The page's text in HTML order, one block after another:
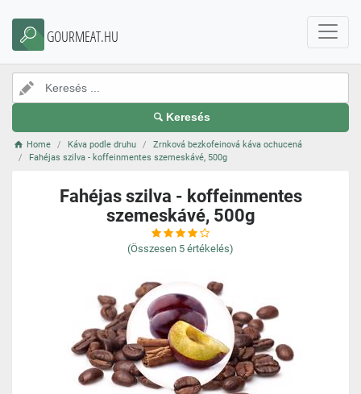
GOURMEAT.HU
Keresés
Home Káva podle druhu
Zrnková bezkofeinová káva ochucená
Fahéjas szilva - koffeinmentes szemeskávé, 500g
Fahéjas szilva - koffeinmentes
szemeskávé, 500g
(Összesen 5 értékelés)